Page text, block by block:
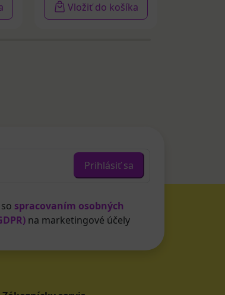
Vložiť do košíka
Prihlásiť sa
spracovaním osobných
na marketingové účely